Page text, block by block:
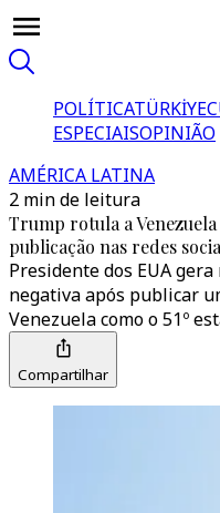
POLÍTICATÜRKİYE
ESPECIAISOPINIÃO
AMÉRICA LATINA
2 min de leitura
Trump rotula a Venezuela
publicação nas redes
Presidente dos EUA
negativa após publicar
Venezuela como o 51º
Compartilhar